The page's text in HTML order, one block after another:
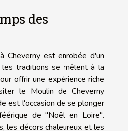
des
Cheverny est enrobée d'un
les traditions se mêlent à la
offrir une expérience riche
le Moulin de Cheverny
est l'occasion de se plonger
de "Noël en Loire".
les décors chaleureux et les